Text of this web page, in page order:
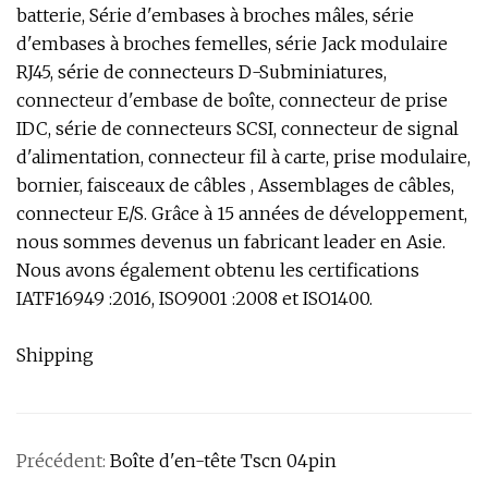
batterie, Série d'embases à broches mâles, série
d'embases à broches femelles, série Jack modulaire
RJ45, série de connecteurs D-Subminiatures,
connecteur d'embase de boîte, connecteur de prise
IDC, série de connecteurs SCSI, connecteur de signal
d'alimentation, connecteur fil à carte, prise modulaire,
bornier, faisceaux de câbles , Assemblages de câbles,
connecteur E/S. Grâce à 15 années de développement,
nous sommes devenus un fabricant leader en Asie.
Nous avons également obtenu les certifications
IATF16949 :2016, ISO9001 :2008 et ISO1400.
Shipping
Précédent: Boîte d'en-tête Tscn 04pin